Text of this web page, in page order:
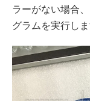
ラーがない場合
グラムを実行しま